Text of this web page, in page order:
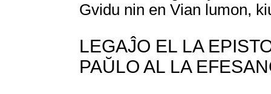
Gvidu nin en Vian lumon,
LEGAĴO EL LA
PAŬLO AL LA